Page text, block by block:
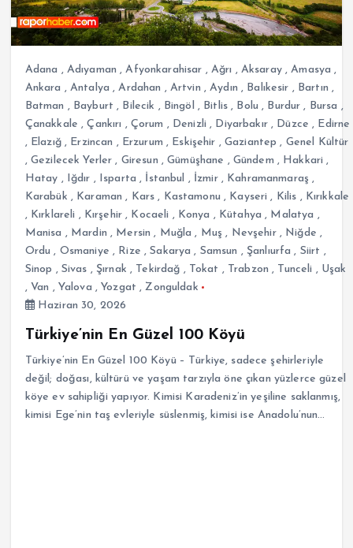
Adana , Adıyaman ,Afyonkarahisar , Ağrı , Aksaray,Amasya ,
Ankara , Antalya ,Ardahan , Artvin ,Aydın , Balıkesir , Bartın ,
Batman , Bayburt , Bilecik , Bingöl , Bitlis , Bolu , Burdur , Bursa ,
Çanakkale ,Çankırı , Çorum , Denizli , Diyarbakır, Düzce , Edirne
, Elazığ, Erzincan , Erzurum , Eskişehir , Gaziantep , Genel Kültür
, Gezilecek Yerler , Giresun ,Gümüşhane , Gündem , Hakkari ,
Hatay , Iğdır , Isparta , İstanbul , İzmir, Kahramanmaraş ,
Karabük , Karaman , Kars , Kastamonu , Kayseri , Kilis , Kırıkkale
, Kırklareli , Kırşehir, Kocaeli , Konya , Kütahya , Malatya ,
Manisa , Mardin , Mersin , Muğla , Muş , Nevşehir, Niğde ,
Ordu , Osmaniye , Rize ,Sakarya , Samsun , Şanlıurfa , Siirt ,
Sinop , Sivas , Şırnak , Tekirdağ , Tokat , Trabzon , Tunceli , Uşak
, Van , Yalova ,Yozgat ,Zonguldak
Haziran 30, 2026
Türkiye’nin En Güzel 100 Köyü
Türkiye’nin En Güzel 100 Köyü – Türkiye, sadece şehirleriyle
değil; doğası, kültürü ve yaşam tarzıyla öne çıkan yüzlerce güzel
köye ev sahipliği yapıyor. Kimisi Karadeniz’in yeşiline saklanmış,
kimisi Ege’nin taş evleriyle süslenmiş, kimisi ise Anadolu’nun…